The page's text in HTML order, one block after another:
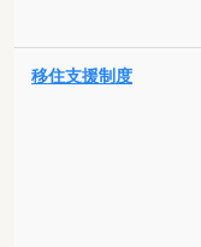
移住支援制度